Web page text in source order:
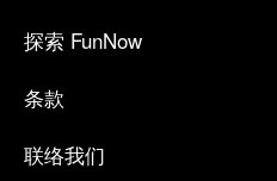
探索 FunNow
条款
联络我们